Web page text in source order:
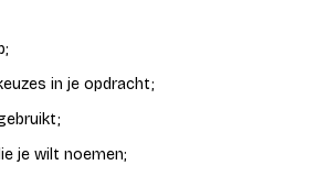
in je opdracht;
je wilt noemen;